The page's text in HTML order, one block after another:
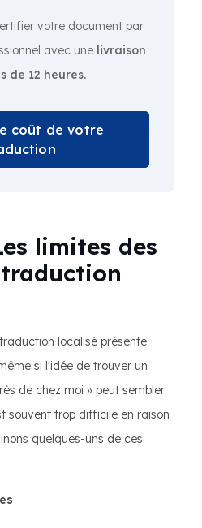
votre document par
avec une livraison
de 12 heures.
coût de votre
limites des
localisé présente
si l'idée de trouver un
de chez moi » peut sembler
souvent trop difficile en raison
quelques-uns de ces